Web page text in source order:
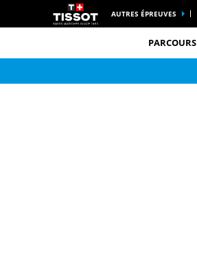
AUTRES ÉPREUVES
PARCOURS